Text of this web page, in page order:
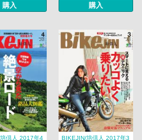
購入 購入
倶人 2017年4
BIKEJIN/培倶人 2017年3